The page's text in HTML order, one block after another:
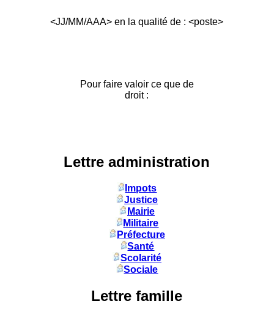
<JJ/MM/AAA> en la qualité de : <poste>
Pour faire valoir ce que de
droit :
Lettre administration
Impots
Justice
Mairie
Militaire
Préfecture
Santé
Scolarité
Sociale
Lettre famille